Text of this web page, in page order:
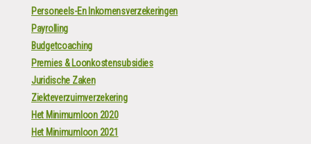
Personeels-En Inkomensverzekeringen
Payrolling
Budgetcoaching
Premies & Loonkostensubsidies
Juridische Zaken
Ziekteverzuimverzekering
Het Minimumloon 2020
Het Minimumloon 2021